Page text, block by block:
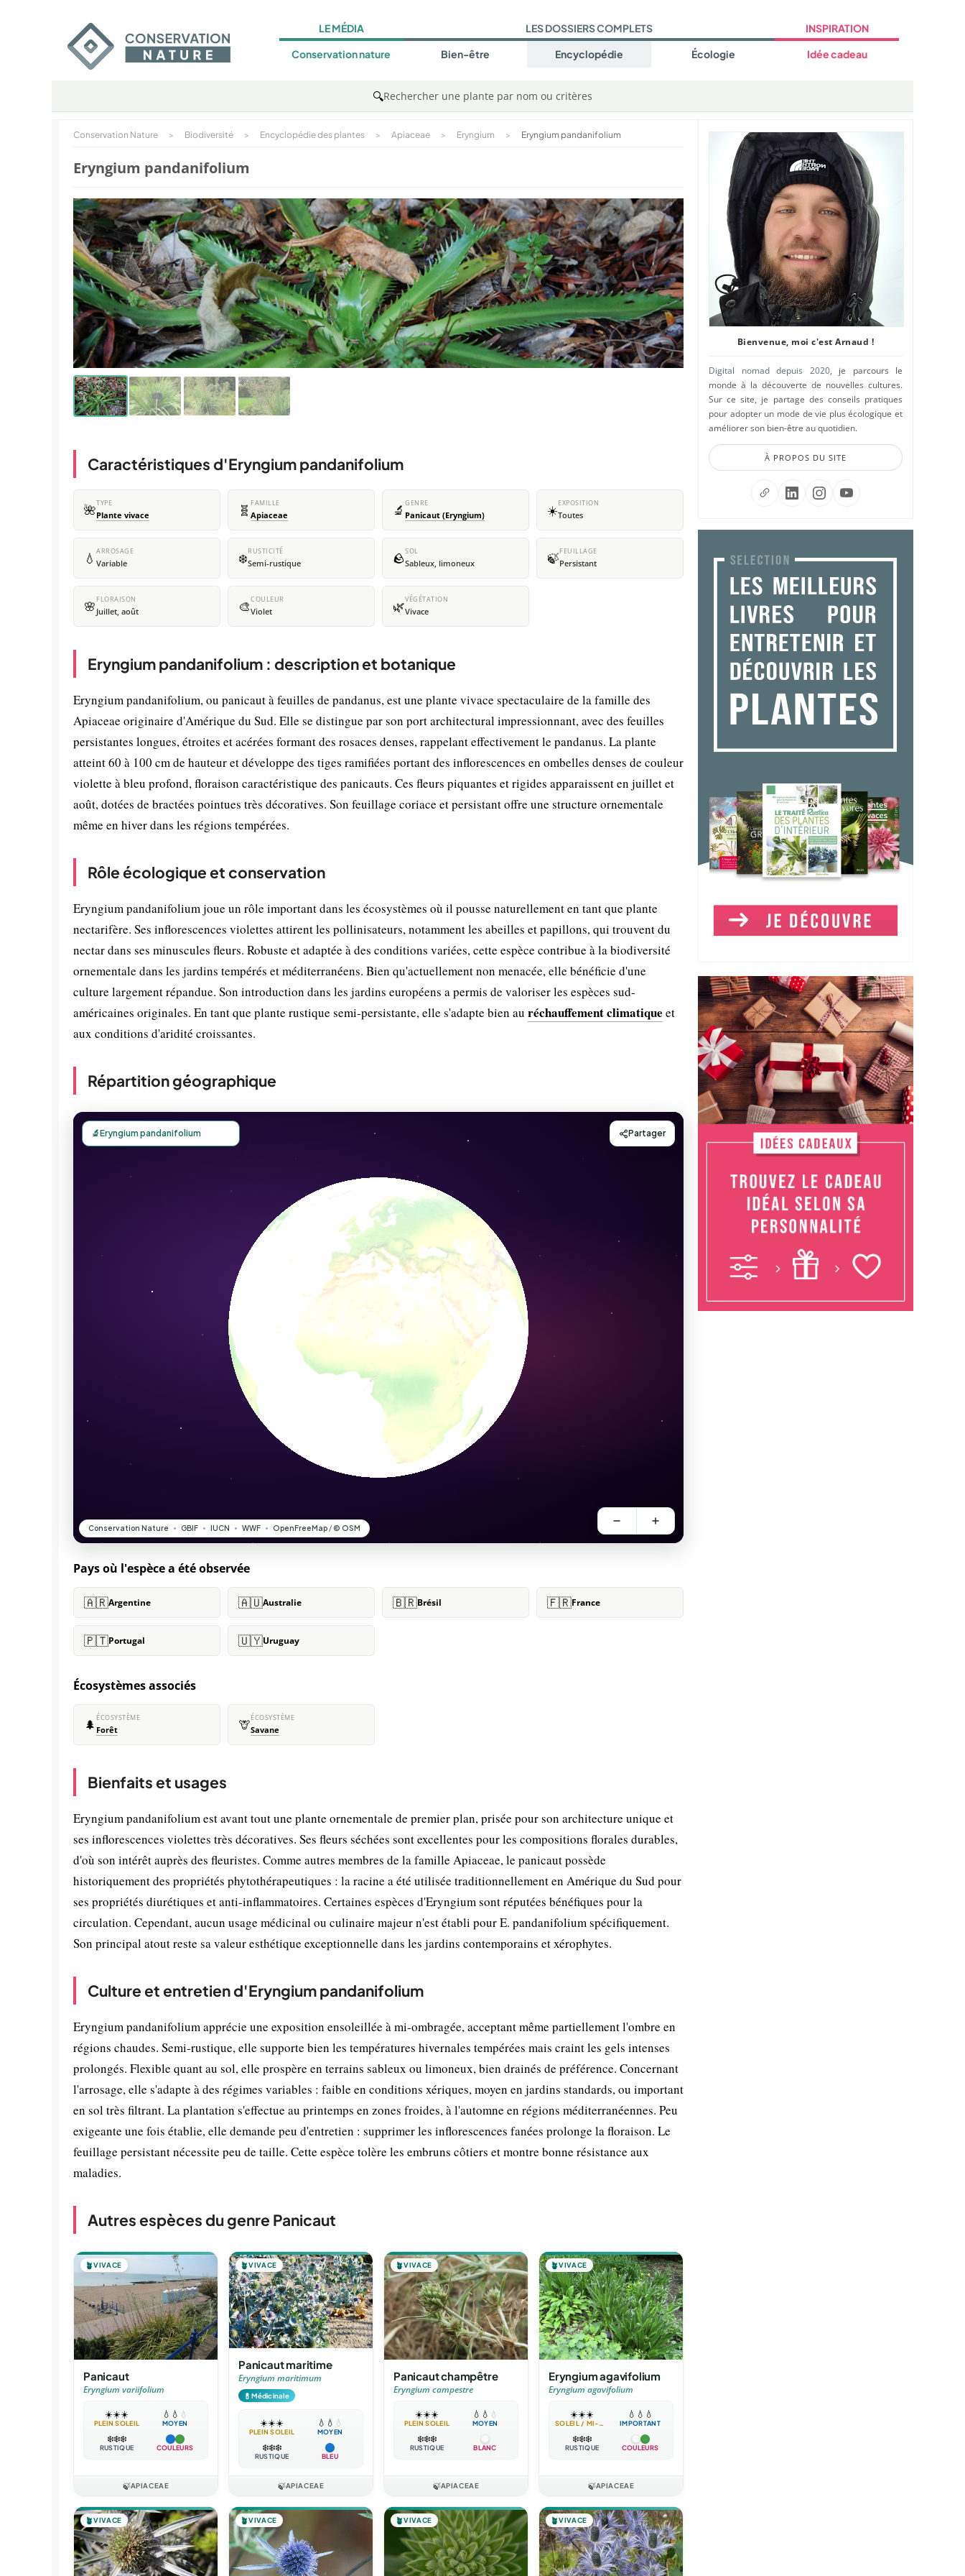
LE MÉDIA
Conservation nature
LES DOSSIERS COMPLETS
Bien-être Encyclopédie Écologie
INSPIRATION
Idée cadeau
🔍Rechercher une plante par nom ou critères
Conservation Nature > Biodiversité > Encyclopédie des plantes > Apiaceae > Eryngium > Eryngium pandanifolium
Eryngium pandanifolium
Caractéristiques d'Eryngium pandanifolium
🌺TYPE
Plante vivace 🧬 FAMILLE
Apiaceae 🔬 GENRE
Panicaut (Eryngium) ☀️EXPOSITION
Toutes
💧 ARROSAGE
Variable ❄️RUSTICITÉ
Semi-rustique 🪨SOL
Sableux, limoneux 🍃FEUILLAGE
Persistant
🌸 FLORAISON
Juillet, août 🎨COULEUR
Violet 🌿VÉGÉTATION
Vivace
Eryngium pandanifolium : description et botanique
Eryngium pandanifolium, ou panicaut à feuilles de pandanus, est une plante vivace spectaculaire de la famille des
Apiaceae originaire d'Amérique du Sud. Elle se distingue par son port architectural impressionnant, avec des feuilles
persistantes longues, étroites et acérées formant des rosaces denses, rappelant effectivement le pandanus. La plante
atteint 60 à 100 cm de hauteur et développe des tiges ramifiées portant des inflorescences en ombelles denses de couleur
violette à bleu profond, floraison caractéristique des panicauts. Ces fleurs piquantes et rigides apparaissent en juillet et
août, dotées de bractées pointues très décoratives. Son feuillage coriace et persistant offre une structure ornementale
même en hiver dans les régions tempérées.
Rôle écologique et conservation
Eryngium pandanifolium joue un rôle important dans les écosystèmes où il pousse naturellement en tant que plante
nectarifère. Ses inflorescences violettes attirent les pollinisateurs, notamment les abeilles et papillons, qui trouvent du
nectar dans ses minuscules fleurs. Robuste et adaptée à des conditions variées, cette espèce contribue à la biodiversité
ornementale dans les jardins tempérés et méditerranéens. Bien qu'actuellement non menacée, elle bénéficie d'une
culture largement répandue. Son introduction dans les jardins européens a permis de valoriser les espèces sud-
américaines originales. En tant que plante rustique semi-persistante, elle s'adapte bien au réchauffement climatique et
aux conditions d'aridité croissantes.
Répartition géographique
Pays où l'espèce a été observée
🇦🇷Argentine 🇦🇺Australie 🇧🇷Brésil 🇫🇷France
🇵🇹Portugal 🇺🇾Uruguay
Écosystèmes associés
🌲 ÉCOSYSTÈME
Forêt 🦒ÉCOSYSTÈME
Savane
Bienfaits et usages
Eryngium pandanifolium est avant tout une plante ornementale de premier plan, prisée pour son architecture unique et
ses inflorescences violettes très décoratives. Ses fleurs séchées sont excellentes pour les compositions florales durables,
d'où son intérêt auprès des fleuristes. Comme autres membres de la famille Apiaceae, le panicaut possède
historiquement des propriétés phytothérapeutiques : la racine a été utilisée traditionnellement en Amérique du Sud pour
ses propriétés diurétiques et anti-inflammatoires. Certaines espèces d'Eryngium sont réputées bénéfiques pour la
circulation. Cependant, aucun usage médicinal ou culinaire majeur n'est établi pour E. pandanifolium spécifiquement.
Son principal atout reste sa valeur esthétique exceptionnelle dans les jardins contemporains et xérophytes.
Culture et entretien d'Eryngium pandanifolium
Eryngium pandanifolium apprécie une exposition ensoleillée à mi-ombragée, acceptant même partiellement l'ombre en
régions chaudes. Semi-rustique, elle supporte bien les températures hivernales tempérées mais craint les gels intenses
prolongés. Flexible quant au sol, elle prospère en terrains sableux ou limoneux, bien drainés de préférence. Concernant
l'arrosage, elle s'adapte à des régimes variables : faible en conditions xériques, moyen en jardins standards, ou important
en sol très filtrant. La plantation s'effectue au printemps en zones froides, à l'automne en régions méditerranéennes. Peu
exigeante une fois établie, elle demande peu d'entretien : supprimer les inflorescences fanées prolonge la floraison. Le
feuillage persistant nécessite peu de taille. Cette espèce tolère les embruns côtiers et montre bonne résistance aux
maladies.
Autres espèces du genre Panicaut
🪴VIVACE
Panicaut
Eryngium variifolium
☀️☀️☀️
PLEIN SOLEIL
💧 💧 💧
MOYEN
❄️❄️❄️
RUSTIQUE COULEURS
🍃APIACEAE
🪴VIVACE
Panicaut maritime
Eryngium maritimum
💊Médicinale
☀️☀️☀️
PLEIN SOLEIL
💧 💧 💧
MOYEN
❄️❄️❄️
RUSTIQUE BLEU
🍃APIACEAE
🪴VIVACE
Panicaut champêtre
Eryngium campestre
☀️☀️☀️
PLEIN SOLEIL
💧 💧 💧
MOYEN
❄️❄️❄️
RUSTIQUE BLANC
🍃APIACEAE
🪴VIVACE
Eryngium agavifolium
Eryngium agavifolium
☀️☀️☀️
SOLEIL / MI-OMBRE
💧 💧 💧
IMPORTANT
❄️❄️❄️
RUSTIQUE COULEURS
🍃APIACEAE
🪴VIVACE 🪴VIVACE 🪴VIVACE 🪴VIVACE
Bienvenue, moi c'est Arnaud !
Digital nomad depuis 2020, je parcours le
monde à la découverte de nouvelles cultures.
Sur ce site, je partage des conseils pratiques
pour adopter un mode de vie plus écologique et
améliorer son bien-être au quotidien.
À PROPOS DU SITE